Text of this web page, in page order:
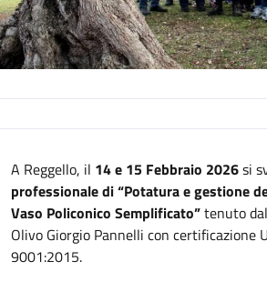
Descrizione
A Reggello, il 14 e 15 Febbraio 2026si
professionale di “Potatura e gestione
Vaso Policonico Semplificato”tenuto
Olivo Giorgio Pannelli con certificazione
9001:2015.